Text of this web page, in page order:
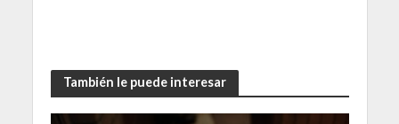
También le puede interesar